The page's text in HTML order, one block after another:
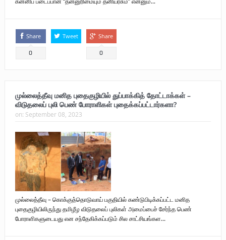
Share
0
Tweet Share
0
முல்லைத்தீவு மனித புதைகுழியில் துப்பாக்கித் தோட்டாக்கள் –
விடுதலைப் புலி பெண் போராளிகள் புதைக்கப்பட்டார்களா?
on: September 08, 2023
முல்லைத்தீவு – கொக்குத்தொடுவாய் பகுதியில் கண்டுபிடிக்கப்பட்ட மனித
புதைகுழியிலிருந்து தமிழீழ விடுதலைப் புலிகள் அமைப்பைச் சேர்ந்த பெண்
போராளிகளுடையது என சந்தேகிக்கப்படும் சில சாட்சியங்கள...